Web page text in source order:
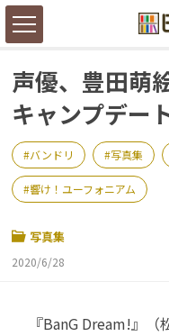
声優、豊田萌
キャンプデー
バンドリ 写真集
響け！ユーフォニアム
写真集
2020/6/28
『BanG Dream!』（